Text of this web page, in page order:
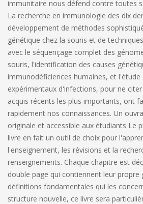
immunitaire nous défend contre toutes
La recherche en immunologie des dix
développement de méthodes
génétique chez la souris et de
avec le séquençage complet des
souris, l'identification des causes
immunodéficiences humaines, et l'étude
expérimentaux d'infections, pour ne
acquis récents les plus importants, ont
rapidement nos connaissances. Un
originale et accessible aux étudiants Le
livre en fait un outil de choix pour
l'enseignement, les révisions et la
renseignements. Chaque chapitre est
double page qui contiennent leur propre
définitions fondamentales qui les
structure nouvelle, ce livre sera